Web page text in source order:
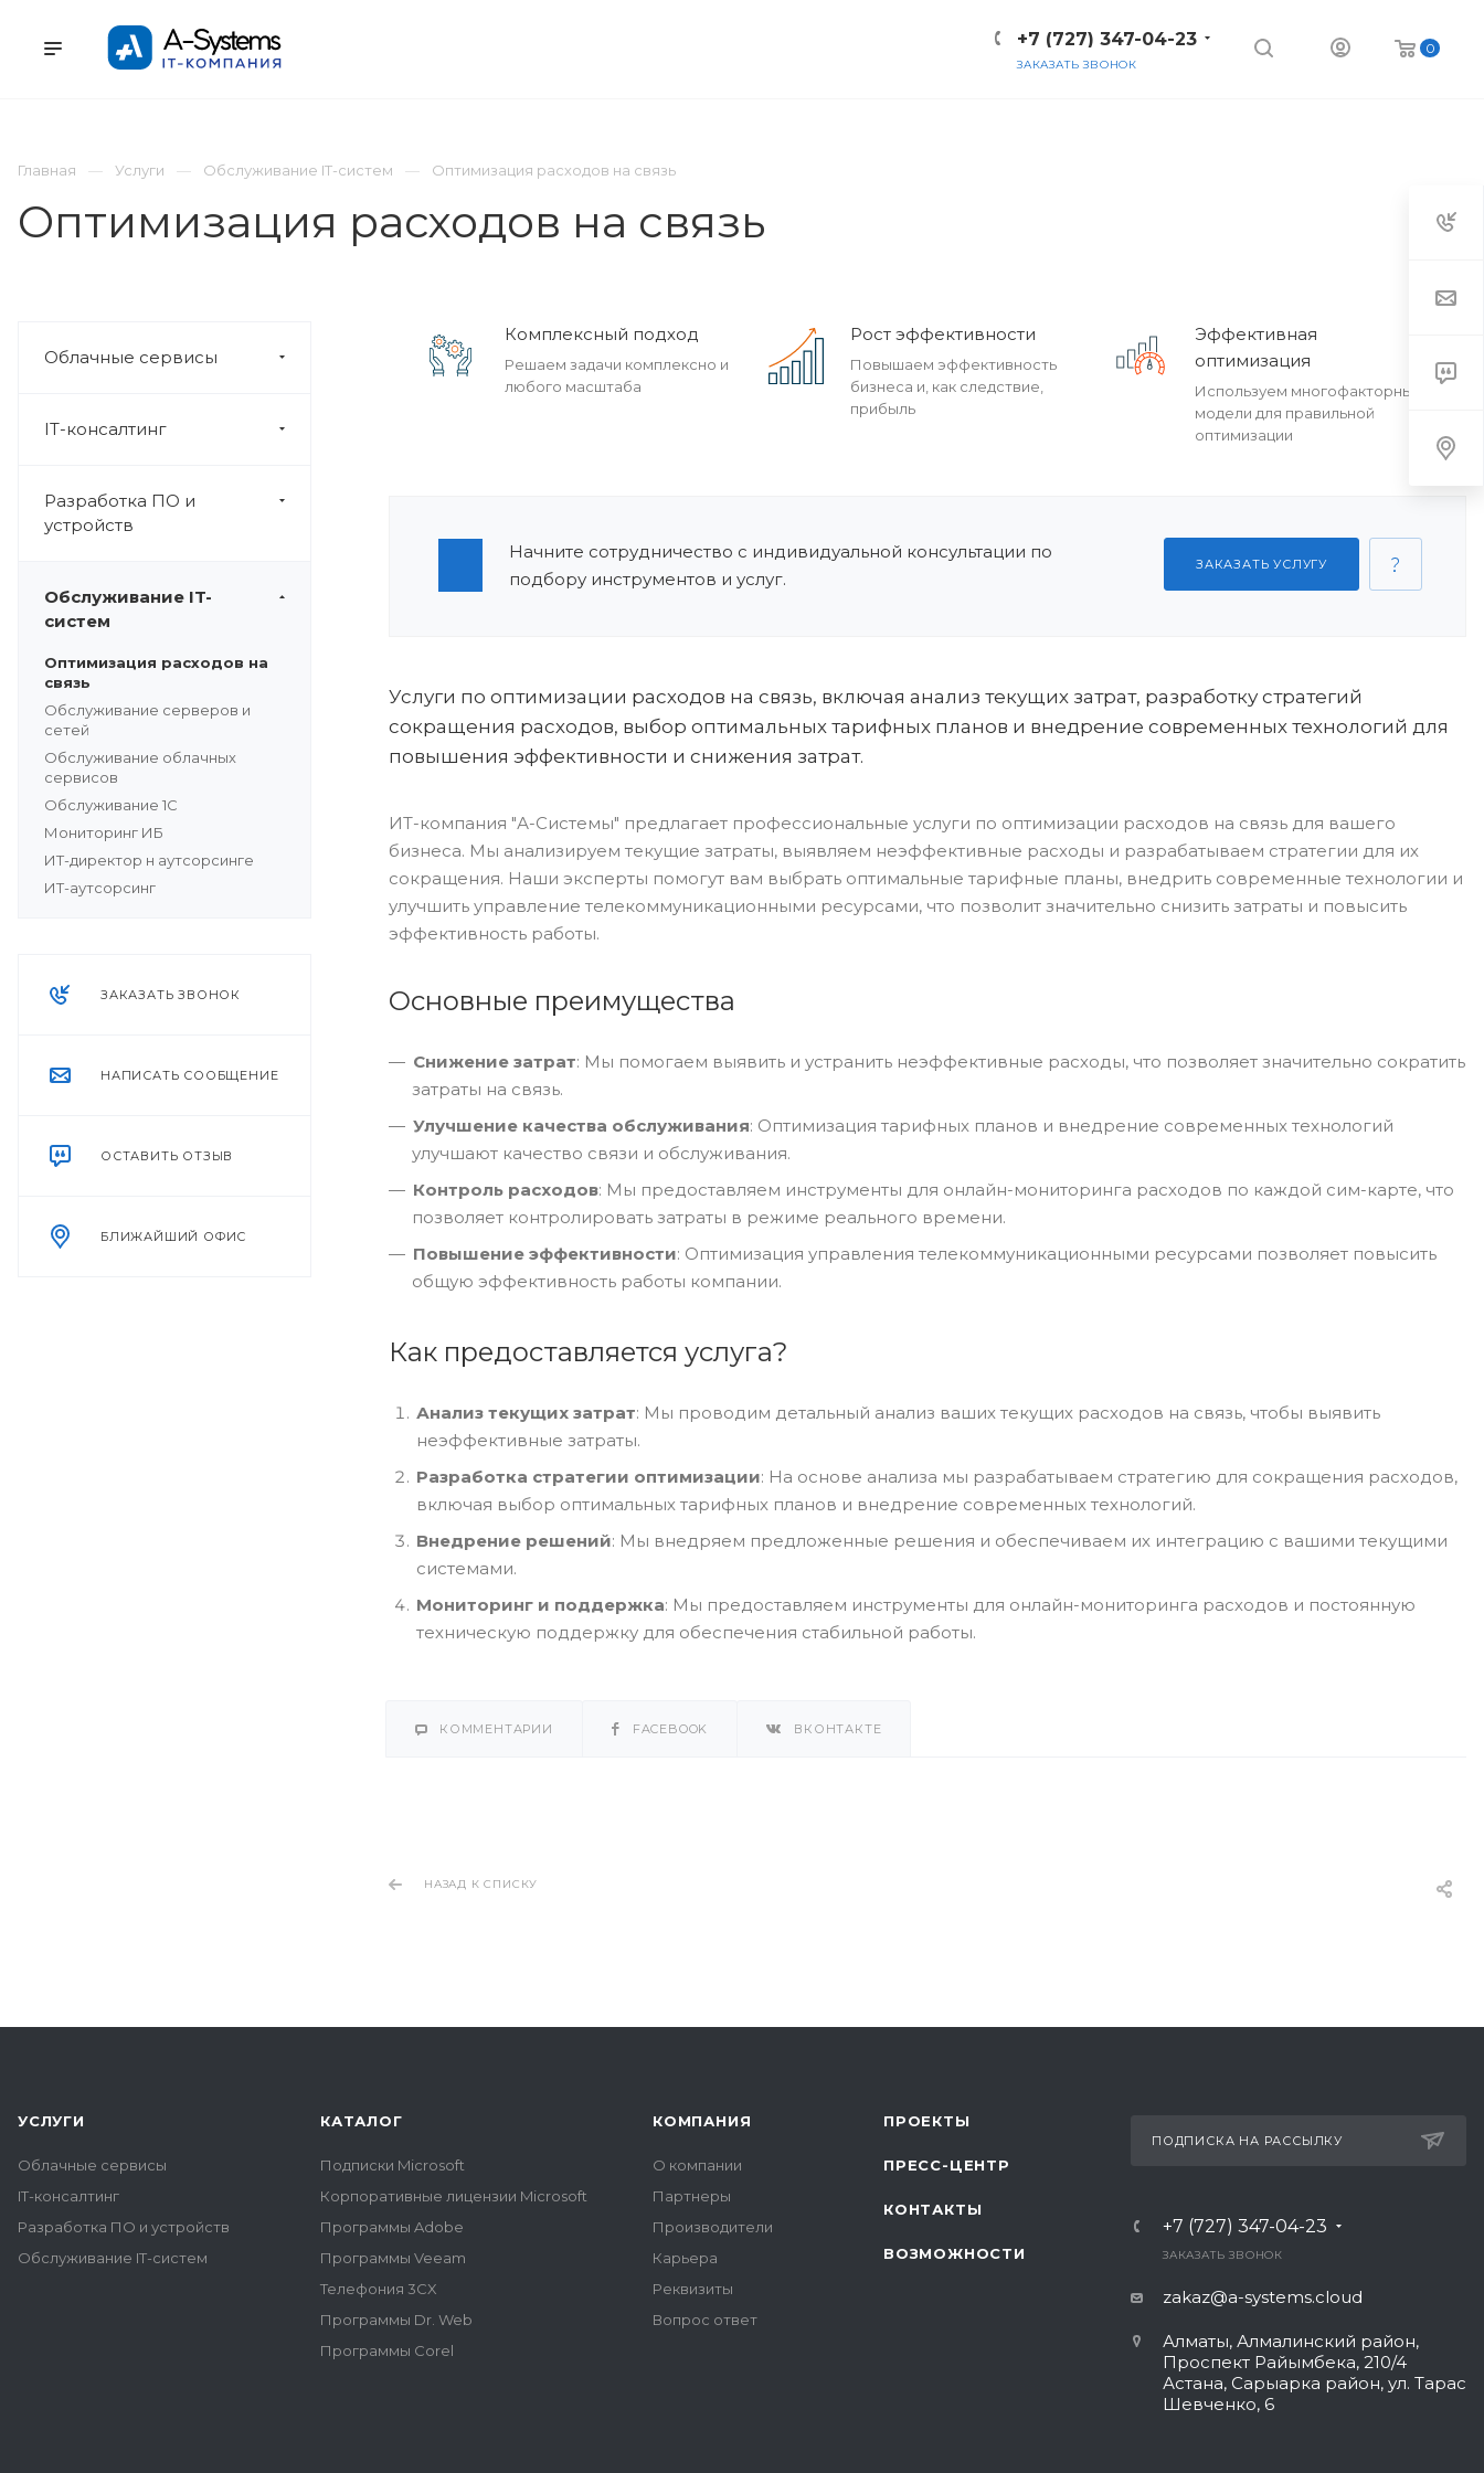
0
+7 (727) 347-04-23
ЗАКАЗАТЬ ЗВОНОК
Главная
Услуги Обслуживание IT-систем Оптимизация расходов на связь
Оптимизация расходов на связь
Облачные сервисы
IT-консалтинг
Разработка ПО и
устройств
Обслуживание IT-
систем
Оптимизация расходов на
связь
Обслуживание серверов и
сетей
Обслуживание облачных
сервисов
Обслуживание 1С
Мониторинг ИБ
ИТ-директор н аутсорсинге
ИТ-аутсорсинг
ЗАКАЗАТЬ ЗВОНОК
НАПИСАТЬ СООБЩЕНИЕ
ОСТАВИТЬ ОТЗЫВ
БЛИЖАЙШИЙ ОФИС
Комплексный подход
Решаем задачи комплексно и
любого масштаба
Рост эффективности
Повышаем эффективность
бизнеса и, как следствие,
прибыль
Эффективная
оптимизация
Используем многофакторные
модели для правильной
оптимизации
Начните сотрудничество с индивидуальной консультации по
подбору инструментов и услуг.
ЗАКАЗАТЬ УСЛУГУ
Услуги по оптимизации расходов на связь, включая анализ текущих затрат, разработку стратегий
сокращения расходов, выбор оптимальных тарифных планов и внедрение современных технологий для
повышения эффективности и снижения затрат.
ИТ-компания "А-Системы" предлагает профессиональные услуги по оптимизации расходов на связь для вашего
бизнеса. Мы анализируем текущие затраты, выявляем неэффективные расходы и разрабатываем стратегии для их
сокращения. Наши эксперты помогут вам выбрать оптимальные тарифные планы, внедрить современные технологии и
улучшить управление телекоммуникационными ресурсами, что позволит значительно снизить затраты и повысить
эффективность работы.
Основные преимущества
Снижение затрат: Мы помогаем выявить и устранить неэффективные расходы, что позволяет значительно сократить
затраты на связь.
Улучшение качества обслуживания: Оптимизация тарифных планов и внедрение современных технологий
улучшают качество связи и обслуживания.
Контроль расходов: Мы предоставляем инструменты для онлайн-мониторинга расходов по каждой сим-карте, что
позволяет контролировать затраты в режиме реального времени.
Повышение эффективности: Оптимизация управления телекоммуникационными ресурсами позволяет повысить
общую эффективность работы компании.
Как предоставляется услуга?
Анализ текущих затрат: Мы проводим детальный анализ ваших текущих расходов на связь, чтобы выявить
неэффективные затраты.
Разработка стратегии оптимизации: На основе анализа мы разрабатываем стратегию для сокращения расходов,
включая выбор оптимальных тарифных планов и внедрение современных технологий.
Внедрение решений: Мы внедряем предложенные решения и обеспечиваем их интеграцию с вашими текущими
системами.
Мониторинг и поддержка: Мы предоставляем инструменты для онлайн-мониторинга расходов и постоянную
техническую поддержку для обеспечения стабильной работы.
КОММЕНТАРИИ FACEBOOK ВКОНТАКТЕ
НАЗАД К СПИСКУ
УСЛУГИ
Облачные сервисы
IT-консалтинг
Разработка ПО и устройств
Обслуживание IT-систем
КАТАЛОГ
Подписки Microsoft
Корпоративные лицензии Microsoft
Программы Adobe
Программы Veeam
Телефония 3CX
Программы Dr. Web
Программы Corel
КОМПАНИЯ
О компании
Партнеры
Производители
Карьера
Реквизиты
Вопрос ответ
ПРОЕКТЫ
ПРЕСС-ЦЕНТР
КОНТАКТЫ
ВОЗМОЖНОСТИ
ПОДПИСКА НА РАССЫЛКУ
+7 (727) 347-04-23
ЗАКАЗАТЬ ЗВОНОК
zakaz@a-systems.cloud
Алматы, ​Алмалинский район,
Проспект Райымбека, 210/4
Астана, Сарыарка район, ул. Тарас
Шевченко, 6​